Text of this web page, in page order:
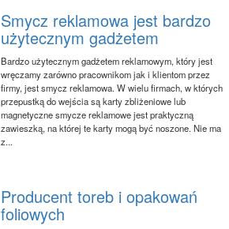
Smycz reklamowa jest bardzo
użytecznym gadżetem
Bardzo użytecznym gadżetem reklamowym, który jest
wręczamy zarówno pracownikom jak i klientom przez
firmy, jest smycz reklamowa. W wielu firmach, w których
przepustką do wejścia są karty zbliżeniowe lub
magnetyczne smycze reklamowe jest praktyczną
zawieszką, na której te karty mogą być noszone. Nie ma
z...
Producent toreb i opakowań
foliowych